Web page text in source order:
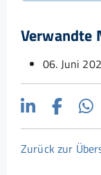
Verwandte
06. Juni
Zurück zur